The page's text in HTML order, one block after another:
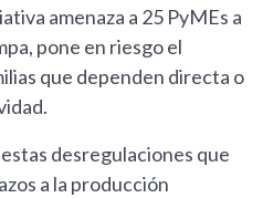
amenaza a 25 PyMEs a
pone en riesgo el
que dependen directa o
desregulaciones que
a la producción